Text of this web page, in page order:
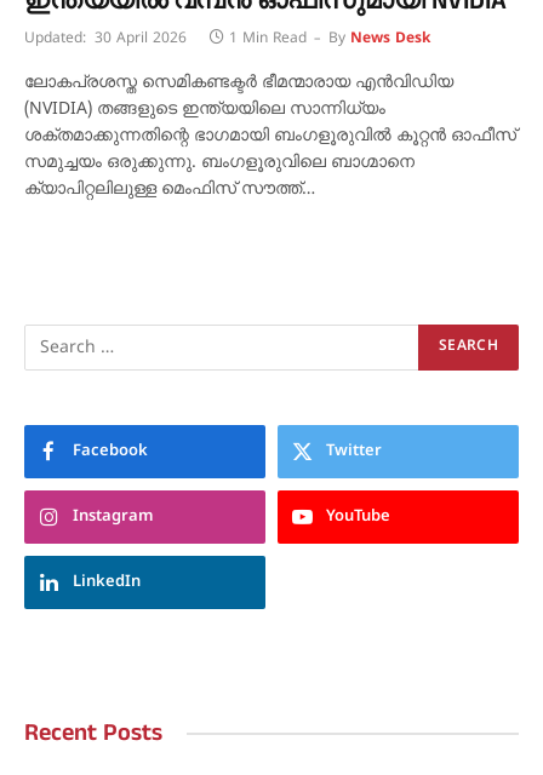
Updated: 30 April 2026 1 Min Read By News Desk
ലോകപ്രശസ്ത സെമികണ്ടക്ടർ ഭീമന്മാരായ എൻവിഡിയ
(NVIDIA) തങ്ങളുടെ ഇന്ത്യയിലെ സാന്നിധ്യം
ശക്തമാക്കുന്നതിന്റെ ഭാഗമായി ബംഗളൂരുവിൽ കൂറ്റൻ ഓഫീസ്
സമുച്ചയം ഒരുക്കുന്നു. ബംഗളൂരുവിലെ ബാഗ്മാനെ
ക്യാപിറ്റലിലുള്ള മെംഫിസ് സൗത്ത്…
Facebook Twitter
Instagram YouTube
LinkedIn
Recent Posts